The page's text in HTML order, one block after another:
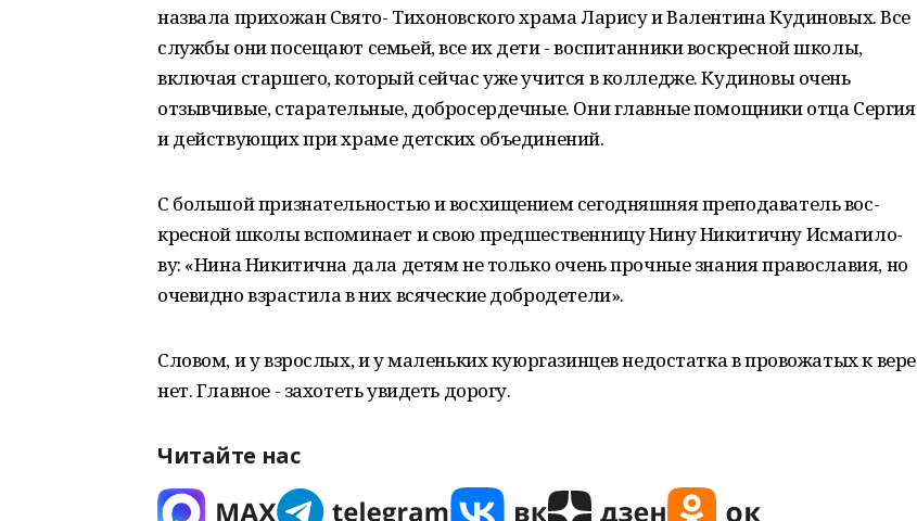
назвала прихожан Свято- Тихоновского храма Ларису и Валентина Кудиновых. Все
службы они посещают се­мьей, все их дети - воспитанники воскрес­ной школы,
включая старшего, который сейчас уже учится в колледже. Кудиновы очень
отзывчивые, старательные, добро­сердечные. Они главные помощники отца Сергия
и действующих при храме детских объединений.
С большой признательностью и восхи­щением сегодняшняя преподаватель вос­
кресной школы вспоминает и свою пред­шественницу Нину Никитичну Исмагило­
ву: «Нина Никитична дала детям не только очень прочные знания православия, но
очевидно взрастила в них всяческие до­бродетели».
Словом, и у взрослых, и у маленьких ку­юргазинцев недостатка в провожатых к вере
нет. Главное - захотеть увидеть дорогу.
Читайте нас